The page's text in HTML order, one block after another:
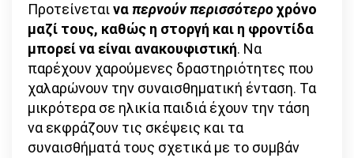
Προτείνεταινα περνούν περισσότεροχρόνο
μαζί τους, καθώς η στοργή και η φροντίδα
μπορεί να είναι ανακουφιστική. Να
παρέχουν χαρούμενες δραστηριότητες που
χαλαρώνουν την συναισθηματική ένταση. Τα
μικρότερα σε ηλικία παιδιά έχουν την τάση
να εκφράζουν τις σκέψεις και τα
συναισθήματά τους σχετικά με το συμβάν